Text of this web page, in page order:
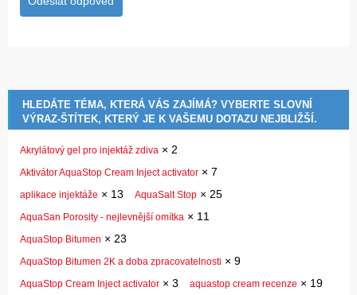
HLEDÁTE TÉMA, KTERÁ VÁS ZAJÍMÁ? VYBERTE SLOVNÍ
VÝRAZ-ŠTÍTEK, KTERÝ JE K VAŠEMU DOTAZU NEJBLIŽŠÍ.
Akrylátový gel pro injektáž zdiva × 2
Aktivátor AquaStop Cream Inject activator × 7
aplikace injektáže × 13 AquaSalt Stop × 25
AquaSan Porosity - nejlevnější omítka × 11
AquaStop Bitumen × 23
AquaStop Bitumen 2K a doba zpracovatelnosti × 9
AquaStop Cream Inject activator × 3 aquastop cream recenze × 19